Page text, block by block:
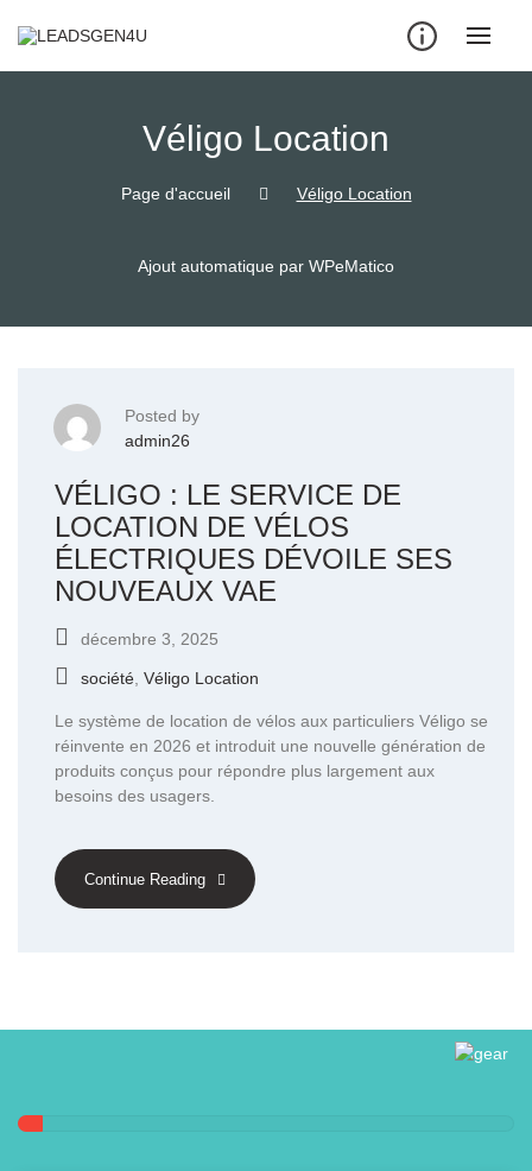
Véligo Location
Page d'accueil Véligo Location
Ajout automatique par WPeMatico
Posted by
admin26
VÉLIGO : LE SERVICE DE
LOCATION DE VÉLOS
ÉLECTRIQUES DÉVOILE SES
NOUVEAUX VAE
décembre 3, 2025
société Véligo Location
Le système de location de vélos aux particuliers Véligo se
réinvente en 2026 et introduit une nouvelle génération de
produits conçus pour répondre plus largement aux
besoins des usagers.
Continue Reading